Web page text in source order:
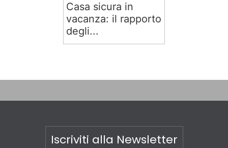
Casa sicura in
vacanza: il rapporto
degli...
Iscriviti alla Newsletter